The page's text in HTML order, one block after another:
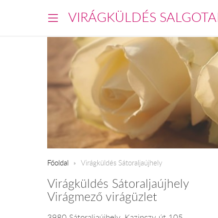
VIRÁGKÜLDÉS
Főoldal Virágküldés Sátoraljaújhely
Virágküldés Sátoraljaújhely
Virágmező virágüzlet